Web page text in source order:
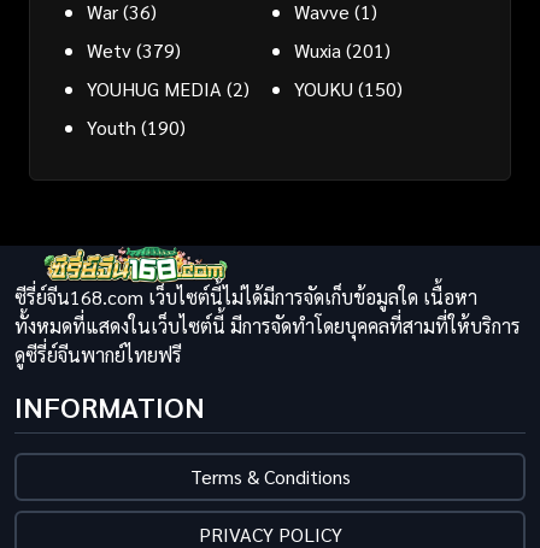
War(36) Wavve (1)
Wetv(379) Wuxia (201)
YOUHUG MEDIA (2) YOUKU (150)
Youth (190)
ซีรี่ย์จีน168.com เว็บไซต์นี้ไม่ได้มีการจัดเก็บข้อมูลใด เนื้อหา
ทั้งหมดที่แสดงในเว็บไซต์นี้ มีการจัดทำโดยบุคคลที่สามที่ให้บริการ
ดูซีรี่ย์จีนพากย์ไทยฟรี
INFORMATION
Terms & Conditions
PRIVACY POLICY